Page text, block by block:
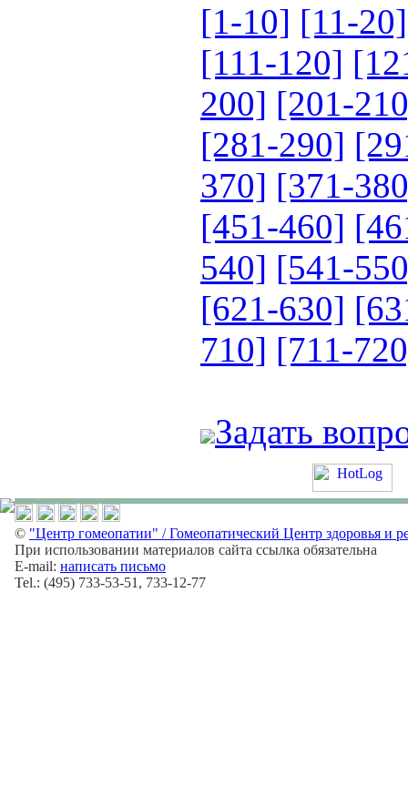
[1-10] [11-20]
[111-120]
200] [201-
[281-290]
370] [371-
[451-460]
540] [541-
[621-630]
710] [711-
Задать
© "Центр гомеопатии" / Гомеопатический Центр здоровья и
При использовании материалов сайта ссылка обязательна
E-mail: написать письмо
Tel.: (495) 733-53-51, 733-12-77